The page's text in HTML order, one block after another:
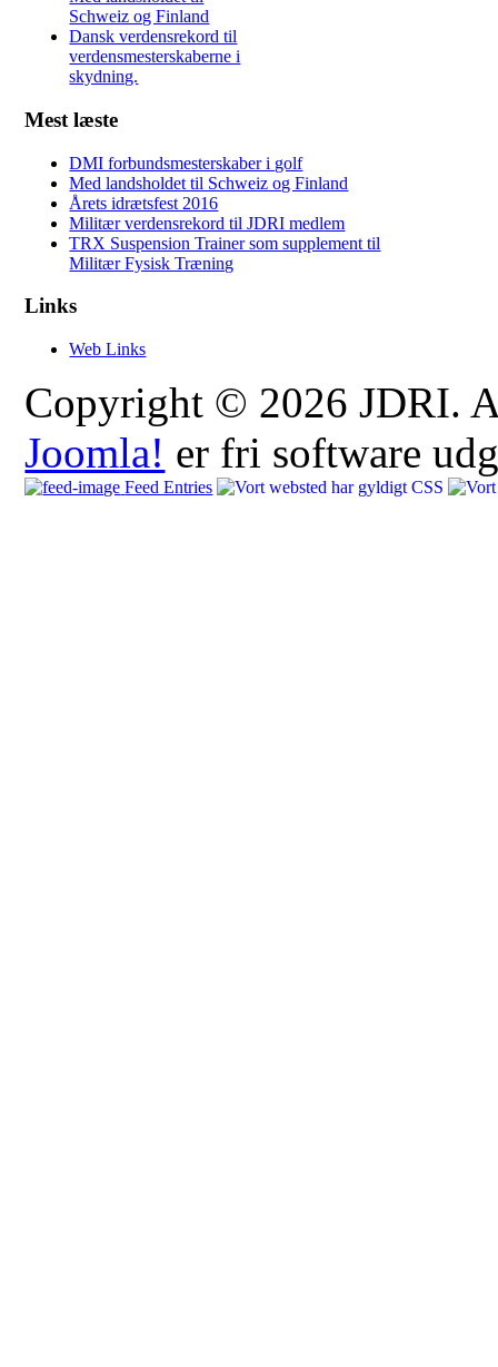
Schweiz og Finland
Dansk verdensrekord til
verdensmesterskaberne i
skydning.
Mest læste
DMI forbundsmesterskaber i golf
Med landsholdet til Schweiz og Finland
Årets idrætsfest 2016
Militær verdensrekord til JDRI medlem
TRX Suspension Trainer som supplement til
Militær Fysisk Træning
Links
Web Links
Copyright © 2026 JDRI.
Joomla! er fri software
Feed Entries